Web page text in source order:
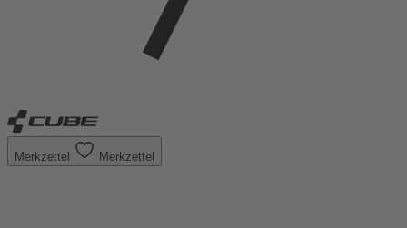
Merkzettel Merkzettel